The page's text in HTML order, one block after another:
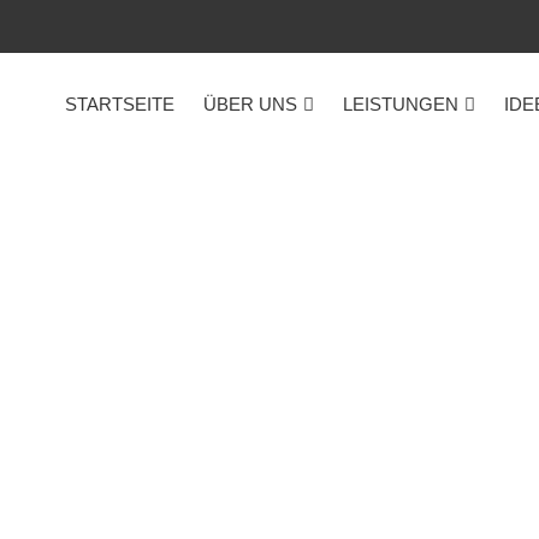
STARTSEITE ÜBER UNS LEISTUNGEN